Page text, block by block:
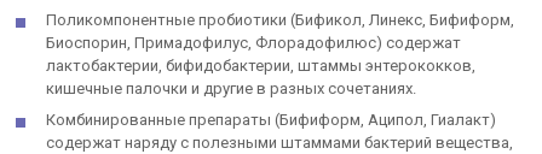
Поликомпонентные пробиотики (Бификол, Линекс, Бифиформ,
Биоспорин, Примадофилус, Флорадофилюс) содержат
лактобактерии, бифидобактерии, штаммы энтерококков,
кишечные палочки и другие в разных сочетаниях.
Комбинированные препараты (Бифиформ, Аципол, Гиалакт)
содержат наряду с полезными штаммами бактерий вещества,